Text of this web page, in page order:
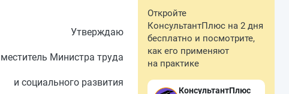
Утверждаю
Министра труда
и социального развития
Откройте
КонсультантПлюс на 2 дня
бесплатно и посмотрите,
как его применяют
на практике
КонсультантПлюс